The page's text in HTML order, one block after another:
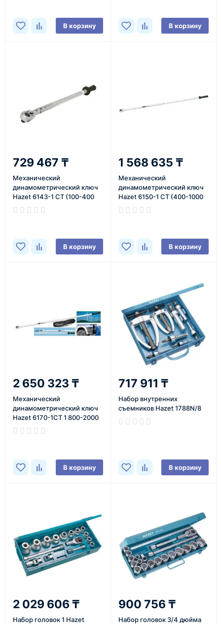
В корзину В корзину
729 467 ₸
Механический
динамометрический ключ
Hazet 6143-1 CT (100-400
Нм 3/4)
В корзину
1 568 635 ₸
Механический
динамометрический ключ
Hazet 6150-1 CT (400-1000
Нм 3/4)
В корзину
2 650 323 ₸
Механический
динамометрический ключ
Hazet 6170-1CT 1 800-2000
Нм
В корзину
717 911 ₸
Набор внутренних
съемников Hazet 1788N/8
В корзину
2 029 606 ₸
Набор головок 1 Hazet
900 756 ₸
Набор головок 3/4 дюйма